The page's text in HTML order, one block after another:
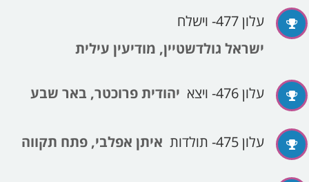
עלון 477- וישלח
ישראל גולדשטיין, מודיעין עילית
עלון 476- ויצא יהודית פרוכטר, באר שבע
עלון 475- תולדות איתן אפלבי, פתח תקווה